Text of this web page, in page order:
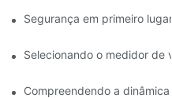
Segurança em primeiro
Selecionando o medidor de
Compreendendo a